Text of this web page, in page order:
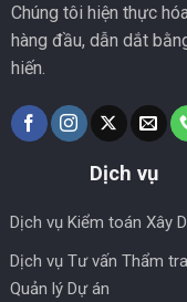
Chúng tôi hiện thực
hàng đầu, dẫn dắt
hiến.
Dịch vụ
Dịch vụ Kiểm toán Xây
Dịch vụ Tư vấn Thẩm
Quản lý Dự án